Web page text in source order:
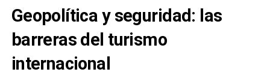
Geopolítica y seguridad: las
barreras del turismo
internacional